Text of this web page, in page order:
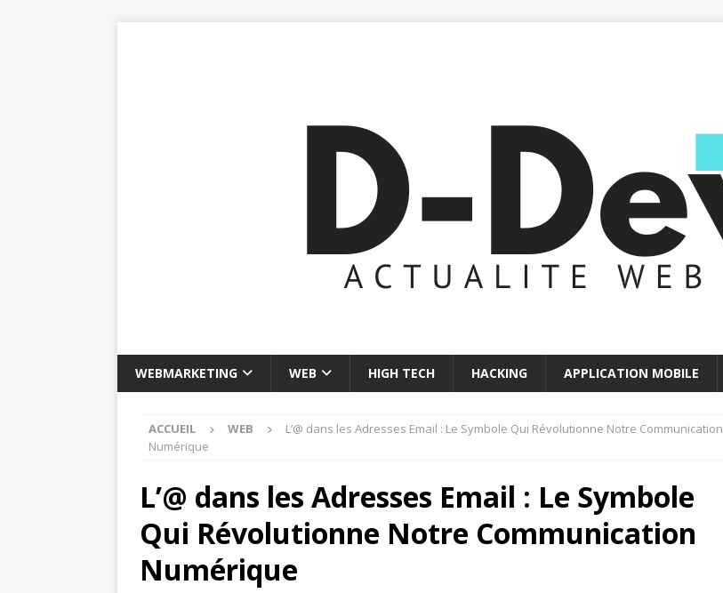
WEBMARKETING WEB HIGH TECH HACKING APPLICATION MOBILE
ACCUEIL WEB
L’@ dans les Adresses Email : Le Symbole Qui Révolutionne Notre Communication
Numérique
L’@ dans les Adresses Email : Le Symbole
Qui Révolutionne Notre Communication
Numérique